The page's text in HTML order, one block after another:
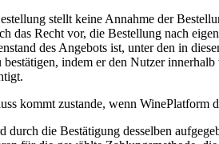
stellt keine Annahme der
das Recht vor, die Bestellung nach
des Angebots ist, unter den in
indem er den Nutzer
kommt zustande, wenn WinePlatform
durch die Bestätigung desselben